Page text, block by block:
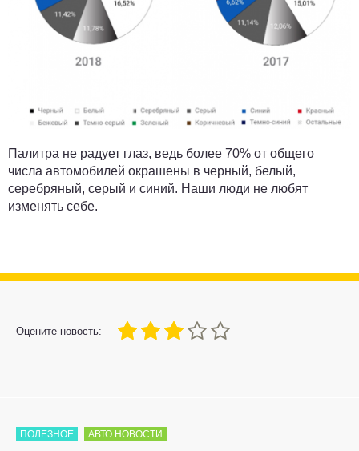
Палитра не радует глаз, ведь более 70% от общего
числа автомобилей окрашены в черный, белый,
серебряный, серый и синий. Наши люди не любят
изменять себе.
Оцените новость:
60
1 3 4 5
ПОЛЕЗНОЕ АВТО НОВОСТИ